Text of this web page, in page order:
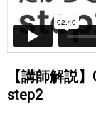
Google ドライブ
Google スプレ
Google フォーム
【講師解説
step2